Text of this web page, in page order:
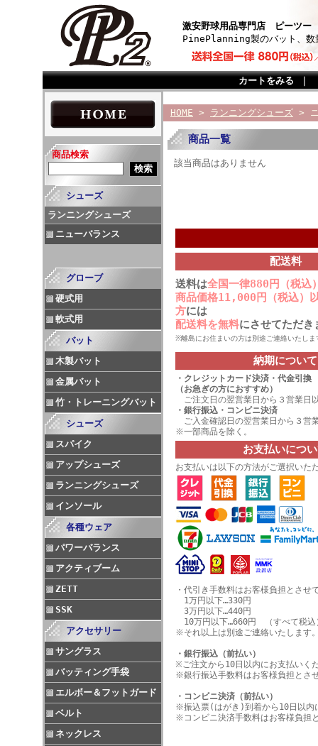
激安野球用品専門店 ピーツー
PinePlanning製のバット、数
カートをみる
商品検索
シューズ
ランニングシューズ
ニューバランス
グローブ
硬式用
軟式用
バット
木製バット
金属バット
竹・トレーニングバット
シューズ
スパイク
アップシューズ
ランニングシューズ
インソール
各種ウェア
パワーバランス
アクティブーム
ZETT
SSK
アクセサリー
サングラス
バッティング手袋
エルボー＆フットガード
ベルト
ネックレス
HOME > ランニングシューズ >
商品一覧
該当商品はありません
配送料
送料は全国一律880円（税込
商品価格11,000円（税込）
方には
配送料を無料にさせてただき
※離島にお住まいの方は別途ご連絡いたしま
納期について
・ クレジットカード決済 ・代金引換
（お急ぎの方におすすめ）
ご注文日の翌営業日から３営業日
・銀行振込・コンビニ決済
ご入金確認日の翌営業日から３営
※一部商品を除く。
お支払いにつ
お支払いは以下の方法がご選択いた
・代引き手数料はお客様負担とさせ
1万円以下…330円
3万円以下…440円
10万円以下…660円 （すべて税込
※それ以上は別途ご連絡いたします
・銀行振込（前払い）
※ご注文から10日以内にお支払いく
※銀行振込手数料はお客様負担とさ
・コンビニ決済（前払い）
※振込票(はがき)到着から10日以内
※コンビニ決済手数料はお客様負担